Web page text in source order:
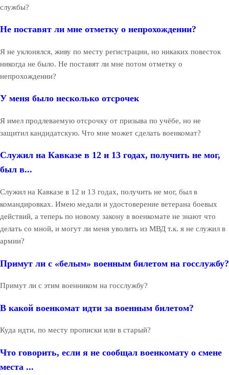
службы?
Не поставят ли мне отметку о непрохождении?
Я не уклонялся, живу по месту регистрации, но никаких повесток
никогда не было. Не поставят ли мне потом отметку о
непрохождении?
У меня было несколько отсрочек
Я имел продлеваемую отсрочку от призыва по учёбе, но не
защитил кандидатскую. Что мне может сделать военкомат?
Служил на Кавказе в 12 и 13 годах, получить не мог,
был в...
Служил на Кавказе в 12 и 13 годах, получить не мог, был в
командировках. Имею медали и удостоверение ветерана боевых
действий, а теперь по новому закону в военкомате не знают что
делать со мной, и могут ли меня уволить из МВД т.к. я не служил в
армии?
Примут ли с «белым» военным билетом на госслужбу?
Примут ли с этим военником на госслужбу?
В какой военкомат идти за военным билетом?
Куда идти, по месту прописки или в старый?
Что говорить, если я не сообщал военкомату о смене
места ...